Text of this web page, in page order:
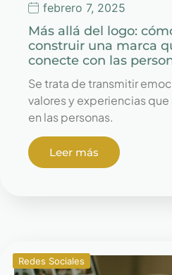
febrero 7, 2025
Más allá del logo:
construir una marca
conecte con las
Se trata de transmitir
valores y experiencias que
en las personas.
Leer más
Redes Sociales